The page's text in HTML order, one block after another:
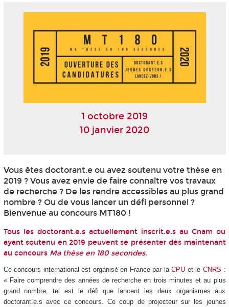
1 octobre 2019
10 janvier 2020
Vous êtes doctorant.e ou avez soutenu votre thèse en
2019 ? Vous avez envie de faire connaître vos travaux
de recherche ? De les rendre accessibles au plus grand
nombre ? Ou de vous lancer un défi personnel ?
Bienvenue au concours MT180 !
Tous les doctorant.e.s actuellement inscrit.e.s au Cnam ou
ayant soutenu en 2019 peuvent se présenter dès maintenant
au concours Ma thèse en 180 secondes.
Ce concours international est organisé en France par laCPU et le CNRS :
« Faire comprendre des années de recherche en trois minutes et au plus
grand nombre, tel est le défi que lancent les deux organismes aux
doctorant.e.s avec ce concours. Ce coup de projecteur sur les jeunes